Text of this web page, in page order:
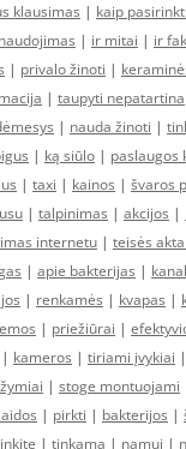
klausimas | kaip pasirinkti
| ir mitai | ir
| privalo žinoti |
| taupyti nepatartina
| nauda žinoti |
| ką siūlo | paslaugos
| taxi | kainos | švaros
| talpinimas | akcijos |
internetu | teisės aktai
| apie bakterijas |
| renkamės | kvapas |
| priežiūrai |
| kameros | tiriami įvykiai |
| stoge montuojami
| pirkti | bakterijos |
| tinkama | namui |